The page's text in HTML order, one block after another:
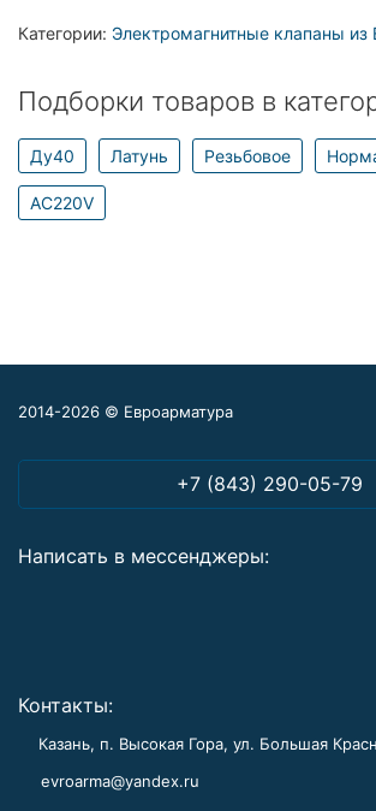
Категории: Электромагнитные клапаны из
Подборки товаров в
Ду40 Латунь Резьбовое
AC220V
2014-2026 © Евроарматура
+7 (843) 290-05-79
Написать в мессенджеры:
Контакты:
Казань, п. Высокая Гора, ул. Большая
evroarma@yandex.ru